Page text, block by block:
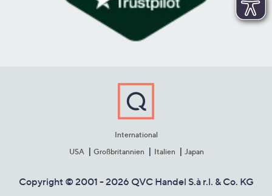
International
USA
Großbritannien Italien Japan
Copyright © 2001 - 2026 QVC Handel S.à r.l. & Co. KG